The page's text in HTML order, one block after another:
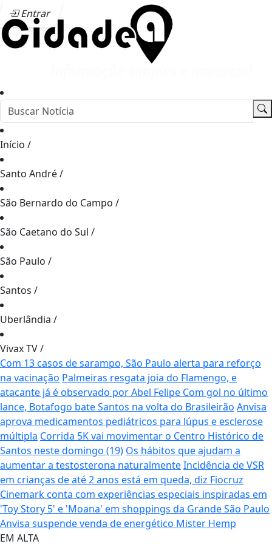
Entrar
Início /
Santo André/
São Bernardo do Campo /
São Caetano do Sul /
São Paulo /
Santos /
Uberlândia /
Vivax TV/
Com 13 casos de sarampo, São Paulo alerta para reforço
na vacinação Palmeiras resgata joia do Flamengo, e
atacante já é observado por Abel Felipe Com gol no último
lance, Botafogo bate Santos na volta do Brasileirão Anvisa
aprova medicamentos pediátricos para lúpus e esclerose
múltipla Corrida 5K vai movimentar o Centro Histórico de
Santos neste domingo (19) Os hábitos que ajudam a
aumentar a testosterona naturalmenteIncidência de VSR
em crianças de até 2 anos está em queda, diz Fiocruz
Cinemark conta com experiências especiais inspiradas em
'Toy Story 5' e 'Moana' em shoppings da Grande São Paulo
Anvisa suspende venda de energético Mister Hemp
EM ALTA